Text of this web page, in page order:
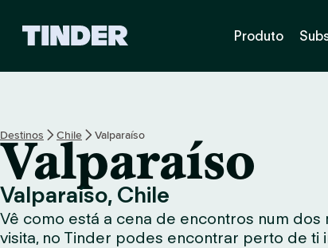
i
n
c
i
a
l
Produto
Destinos Chile Valparaíso
Valparaíso
Valparaíso, Chile
Vê como está a cena de encontros num
visita, no Tinder podes encontrar perto de ti